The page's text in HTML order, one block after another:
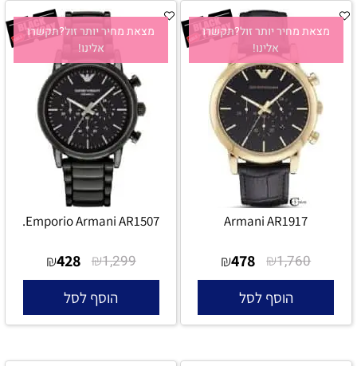
מצאת מחיר יותר זול?תקשרו
אלינו!
Armani AR1917
₪1,760
₪478
הוסף לסל
מצאת מחיר יותר זול?תקשרו
אלינו!
Emporio Armani AR1507.
₪1,299
₪428
הוסף לסל